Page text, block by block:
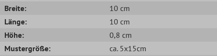
Breite:
10 cm
Länge:
10 cm
Höhe:
0,8 cm
Mustergröße:
ca. 5x15cm